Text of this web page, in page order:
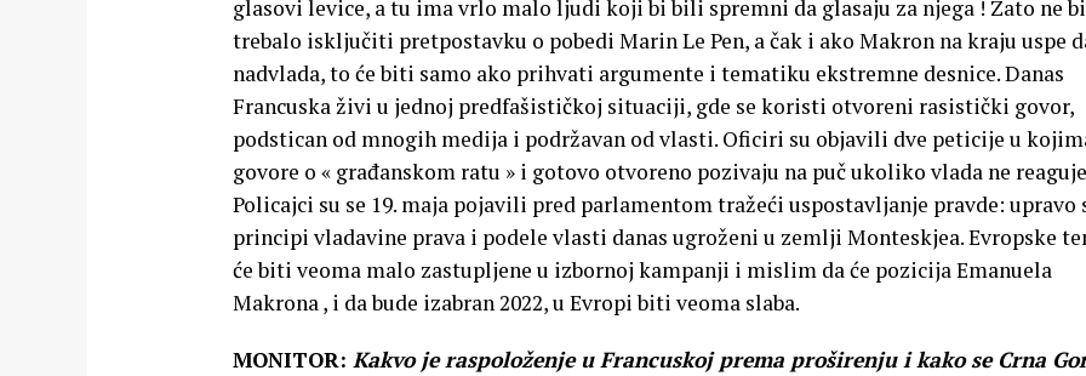
glasovi levice, a tu ima vrlo malo ljudi koji bi bili spremni da glasaju za njega ! Zato ne bi
trebalo isključiti pretpostavku o pobedi Marin Le Pen, a čak i ako Makron na kraju uspe
nadvlada, to će biti samo ako prihvati argumente i tematiku ekstremne desnice. Danas
Francuska živi u jednoj predfašističkoj situaciji, gde se koristi otvoreni rasistički govor,
podstican od mnogih medija i podržavan od vlasti. Oficiri su objavili dve peticije u
govore o « građanskom ratu » i gotovo otvoreno pozivaju na puč ukoliko vlada ne
Policajci su se 19. maja pojavili pred parlamentom tražeći uspostavljanje pravde: upravo
principi vladavine prava i podele vlasti danas ugroženi u zemlji Monteskjea. Evropske
će biti veoma malo zastupljene u izbornoj kampanji i mislim da će pozicija Emanuela
Makrona , i da bude izabran 2022, u Evropi biti veoma slaba.
MONITOR: Kakvo je raspoloženje u Francuskoj prema proširenju i kako se Crna